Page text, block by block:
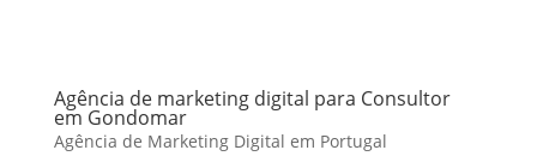
Agência de marketing digital para Consultor
em Gondomar
Agência de Marketing Digital em Portugal